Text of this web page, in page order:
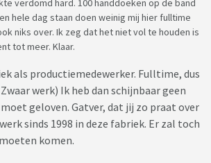
verdomd hard. 100 handdoeken op de band
hele dag staan doen weinig mij hier fulltime
niks over. Ik zeg dat het niet vol te houden is
tot meer. Klaar.
als productiemedewerker. Fulltime, dus
werk) Ik heb dan schijnbaar geen
geloven. Gatver, dat jij zo praat over
sinds 1998 in deze fabriek. Er zal toch
komen.